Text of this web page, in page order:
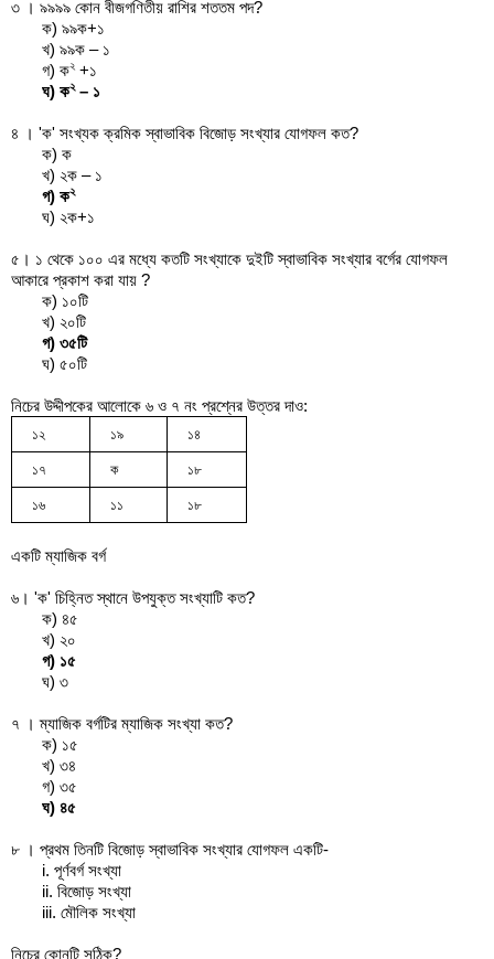
৩ । ৯৯৯৯ কোন বীজগণিতীয় রাশির শততম পদ?
ক) ৯৯ক+১
খ) ৯৯ক – ১
গ) ক২ +১
ঘ) ক২– ১
৪ । 'ক' সংখ্যক ক্রমিক স্বাভাবিক বিজোড় সংখ্যার যোগফল কত?
ক) ক
খ) ২ক – ১
গ) ক২
ঘ) ২ক+১
৫। ১ থেকে ১০০ এর মধ্যে কতটি সংখ্যাকে দুইটি স্বাভাবিক সংখ্যার বর্গের যোগফল
আকারে প্রকাশ করা যায় ?
ক) ১০টি
খ) ২০টি
গ) ৩৫টি
ঘ) ৫০টি
নিচের উদ্দীপকের আলোকে ৬ ও ৭ নং প্রশ্নের উত্তর দাও:
১২ ১৯ ১৪
১৭ ক ১৮
১৬ ১১ ১৮
একটি ম্যাজিক বর্গ
৬। 'ক' চিহ্নিত স্থানে উপযুক্ত সংখ্যাটি কত?
ক) ৪৫
খ) ২০
গ) ১৫
ঘ) ৩
৭ । ম্যাজিক বর্গটির ম্যাজিক সংখ্যা কত?
ক) ১৫
খ) ৩৪
গ) ৩৫
ঘ) ৪৫
৮ । প্রথম তিনটি বিজোড় স্বাভাবিক সংখ্যার যোগফল একটি-
i. পূর্ণবর্গ সংখ্যা
ii. বিজোড় সংখ্যা
iii. মৌলিক সংখ্যা
নিচের কোনটি সঠিক?